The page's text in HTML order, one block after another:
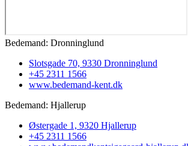
Bedemand: Dronninglund
Slotsgade 70, 9330 Dronninglund
+45 2311 1566
www.bedemand-kent.dk
Bedemand: Hjallerup
Østergade 1, 9320 Hjallerup
+45 2311 1566